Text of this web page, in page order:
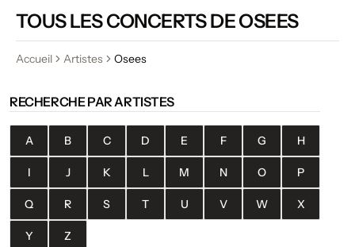
TOUS LES CONCERTS DE OSEES
Accueil Artistes Osees
RECHERCHE PAR ARTISTES
A B C D E F G H
I J K L M N O P
Q R S T U V W X
Y Z